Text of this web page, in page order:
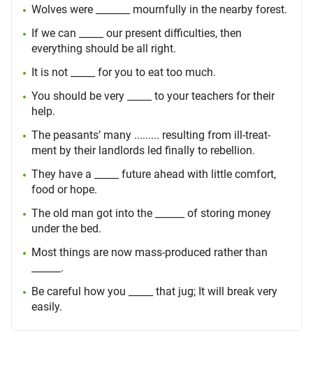
Wolves were _______ mournfully in the nearby forest.
If we can _____ our present difficulties, then
everything should be all right.
It is not _____ for you to eat too much.
You should be very _____ to your teachers for their
help.
The peasants’ many ......... resulting from ill-treat-
ment by their landlords led finally to rebellion.
They have a _____ future ahead with little comfort,
food or hope.
The old man got into the ______ of storing money
under the bed.
Most things are now mass-produced rather than
______.
Be careful how you _____ that jug; It will break very
easily.